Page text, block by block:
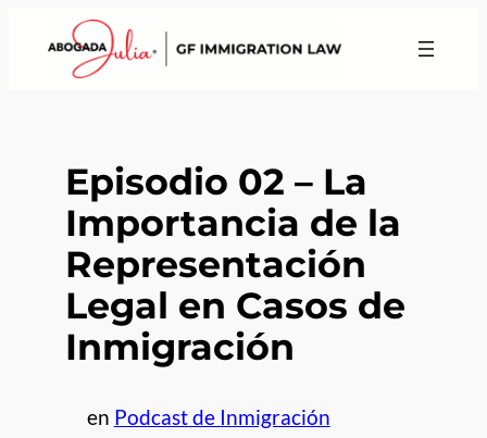
Episodio 02 – La
Importancia de la
Representación
Legal en Casos de
Inmigración
en Podcast de Inmigración